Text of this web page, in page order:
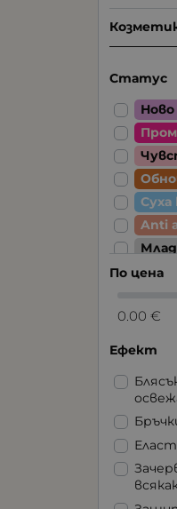
Статус
Ново
Суха
Anti
По цена
0.00 €
Ефект